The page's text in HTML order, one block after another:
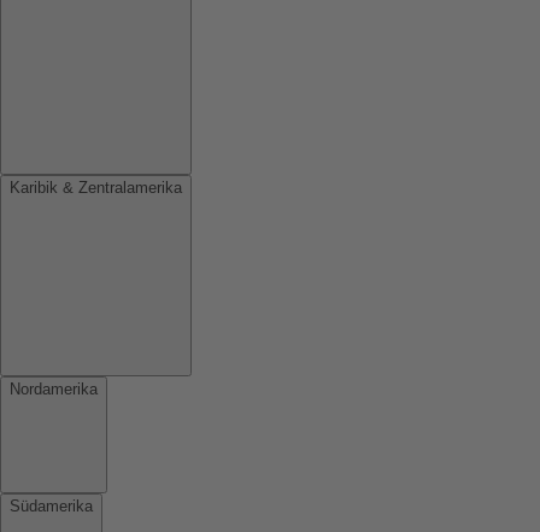
Karibik & Zentralamerika
Nordamerika
Südamerika